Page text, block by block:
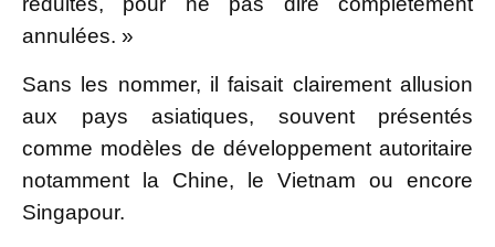
annulées. »
Sans les nommer, il faisait clairement allusion
aux pays asiatiques, souvent présentés
comme modèles de développement autoritaire
notamment la Chine, le Vietnam ou encore
Singapour.